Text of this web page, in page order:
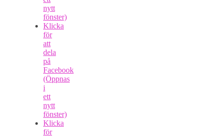
nytt
fönster)
Klicka
för
att
dela
på
Facebook
(Öppnas
i
ett
nytt
fönster)
Klicka
för